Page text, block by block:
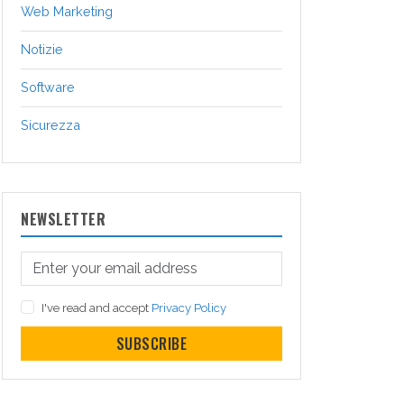
Web Marketing
Notizie
Software
Sicurezza
NEWSLETTER
I've read and accept Privacy Policy
SUBSCRIBE